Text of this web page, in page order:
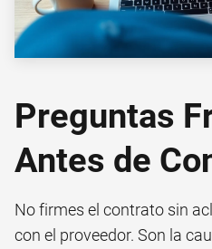
Preguntas
Antes de
No firmes el contrato sin
con el proveedor. Son la